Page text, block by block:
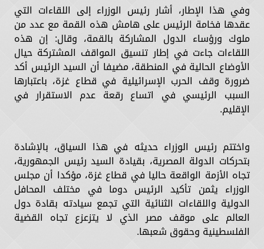
وفي هذا الإطار، أشار رئيس الوزراء إلى اللقاءات التي
عقدها فخامة الرئيس على هامش هذه القمة مع عدد من
ملوك ورؤساء الدول المشاركة بالقمة، وقال: إن هذه
اللقاءات جاءت في إطار تنسيق المواقف المشتركة حيال
الأوضاع الحالية في المنطقة، مضيفا أن السيد الرئيس أكد
ضرورة وقف الحرب الإسرائيلية في قطاع غزة، باعتبارها
السبب الرئيسي في اتساع رقعة عدم الاستقرار في
الإقليم.
واختتم رئيس الوزراء حديثه في هذا السياق، بالإشادة
بتحركات الدولة المصرية، بقيادة السيد رئيس الجمهورية،
تجاه الأزمة الواقعة حاليا في قطاع غزة، مؤكدا أن مجلس
الوزراء يثمن تأكيد الرئيس دوما في مختلف المحافل
الدولية واللقاءات الثنائية التي تجمع سيادته بقادة دول
العالم على موقف مصر الذي لا يتزعزع تجاه القضية
الفلسطينية وحقوق شعبها.